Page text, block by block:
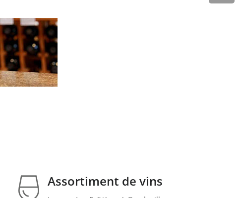
Assortiment de vins